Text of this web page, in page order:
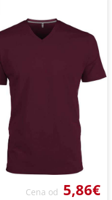
Cena od 5,86€